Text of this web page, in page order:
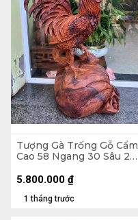
Tượng Gà Trống Gỗ Cẩm
Cao 58 Ngang 30 Sâu 20
1 tháng trước
5.800.000 ₫